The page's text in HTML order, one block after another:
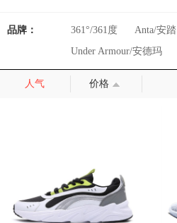
品牌： 361°/361度 Anta/安踏
Under Armour/安德玛
人气 价格